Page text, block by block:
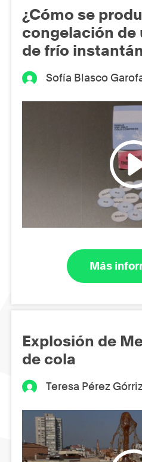
¿Cómo se
congelación de
de frío
Sofía Blasco
Más
Explosión de
de cola
Teresa Pérez